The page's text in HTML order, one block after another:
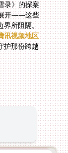
录》的探案
开——这些
界所阻隔。
讯视频地区
护那份跨越